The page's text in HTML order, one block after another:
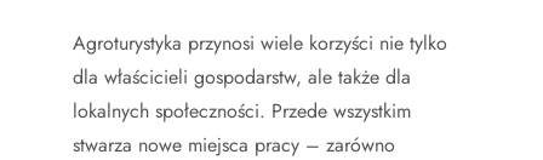
Agroturystyka przynosi wiele korzyści nie tylko
dla właścicieli gospodarstw, ale także dla
lokalnych społeczności. Przede wszystkim
stwarza nowe miejsca pracy – zarówno